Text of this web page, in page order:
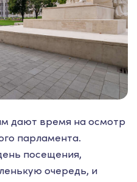
дают время на осмотр
парламента.
посещения,
очередь, и